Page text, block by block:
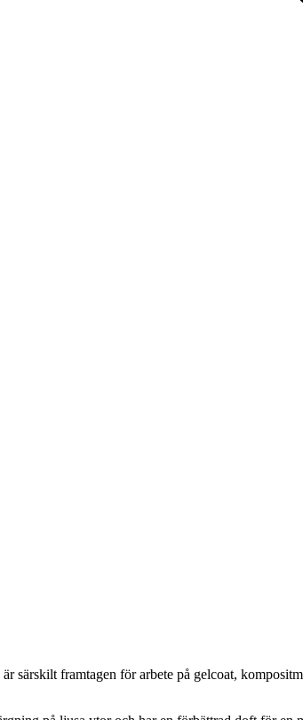
särskilt framtagen för arbete på gelcoat,